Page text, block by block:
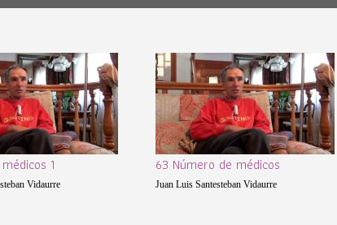
1
Vidaurre
63 Número de médicos
Juan Luis Santesteban Vidaurre